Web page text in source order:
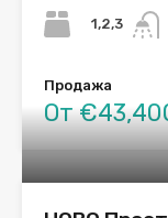
1,2,3
Продажа
От